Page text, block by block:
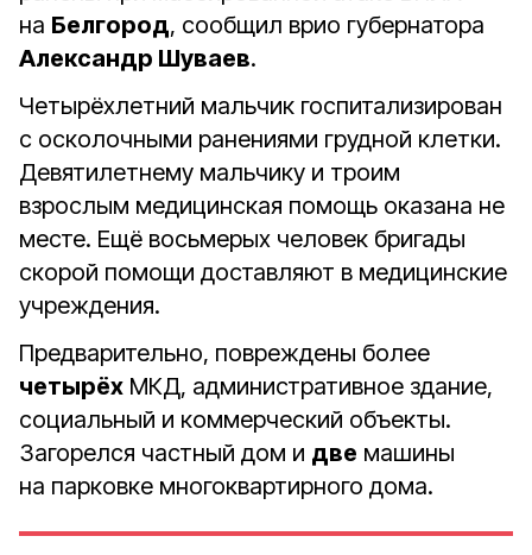
на Белгород, сообщил врио губернатора
Александр Шуваев.
Четырёхлетний мальчик госпитализирован
с осколочными ранениями грудной клетки.
Девятилетнему мальчику и троим
взрослым медицинская помощь оказана не
месте. Ещё восьмерых человек бригады
скорой помощи доставляют в медицинские
учреждения.
Предварительно, повреждены более
четырёх МКД, административное здание,
социальный и коммерческий объекты.
Загорелся частный дом и две машины
на парковке многоквартирного дома.